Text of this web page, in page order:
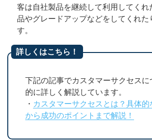
客は自社製品を継続して利用してくれ
品やグレードアップなどをしてくれた
す。
詳しくはこちら！
下記の記事でカスタマーサクセスに
的に詳しく解説しています。
・ カスタマーサクセスとは？具体的
から成功のポイントまで解説！